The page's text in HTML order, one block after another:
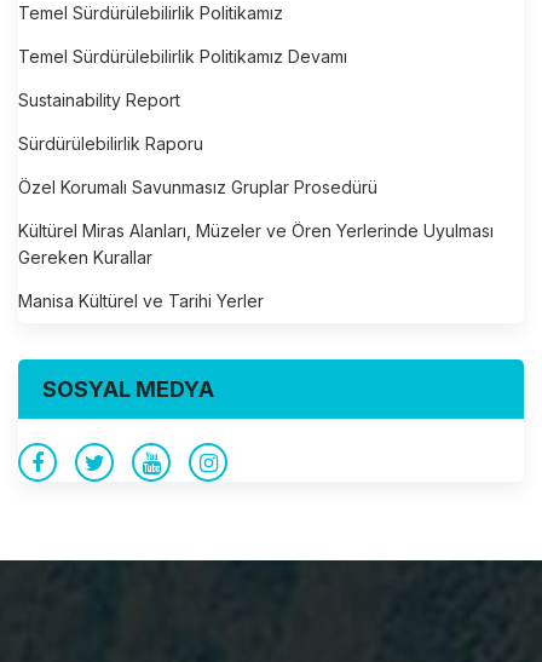
Temel Sürdürülebilirlik Politikamız
Temel Sürdürülebilirlik Politikamız Devamı
Sustainability Report
Sürdürülebilirlik Raporu
Özel Korumalı Savunmasız Gruplar Prosedürü
Kültürel Miras Alanları, Müzeler ve Ören Yerlerinde Uyulması
Gereken Kurallar
Manisa Kültürel ve Tarihi Yerler
SOSYAL MEDYA